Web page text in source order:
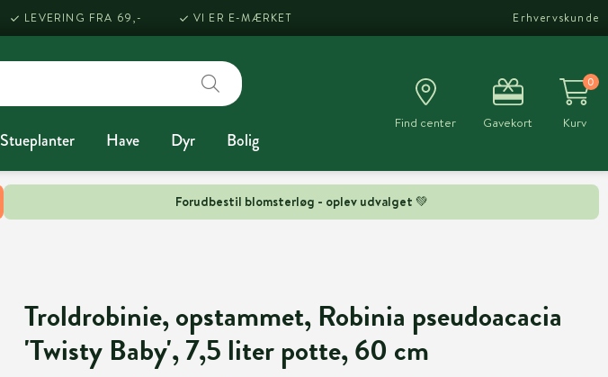
Forudbestil blomsterløg - oplev udvalget 💚
LEVERING FRA 69,- VI ER E-MÆRKET Erhvervskunde
Stueplanter Have Dyr Bolig
Find center Gavekort
0
Kurv
Troldrobinie, opstammet, Robinia pseudoacacia
'Twisty Baby', 7,5 liter potte, 60 cm